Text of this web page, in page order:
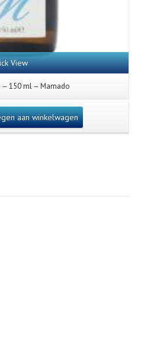
View
150 ml – Mamado
aan winkelwagen